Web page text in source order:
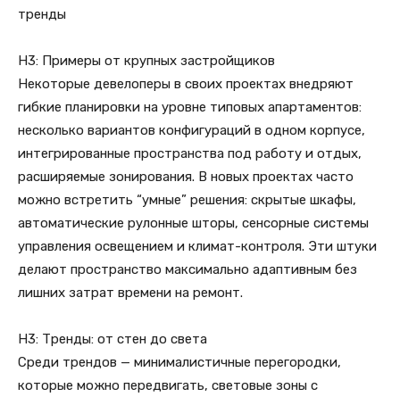
тренды
H3: Примеры от крупных застройщиков
Некоторые девелоперы в своих проектах внедряют
гибкие планировки на уровне типовых апартаментов:
несколько вариантов конфигураций в одном корпусе,
интегрированные пространства под работу и отдых,
расширяемые зонирования. В новых проектах часто
можно встретить “умные” решения: скрытые шкафы,
автоматические рулонные шторы, сенсорные системы
управления освещением и климат-контроля. Эти штуки
делают пространство максимально адаптивным без
лишних затрат времени на ремонт.
H3: Тренды: от стен до света
Среди трендов — минималистичные перегородки,
которые можно передвигать, световые зоны с